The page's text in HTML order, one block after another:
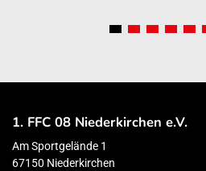
1. FFC 08 Niederkirchen e.V.
Am Sportgelände 1
67150 Niederkirchen